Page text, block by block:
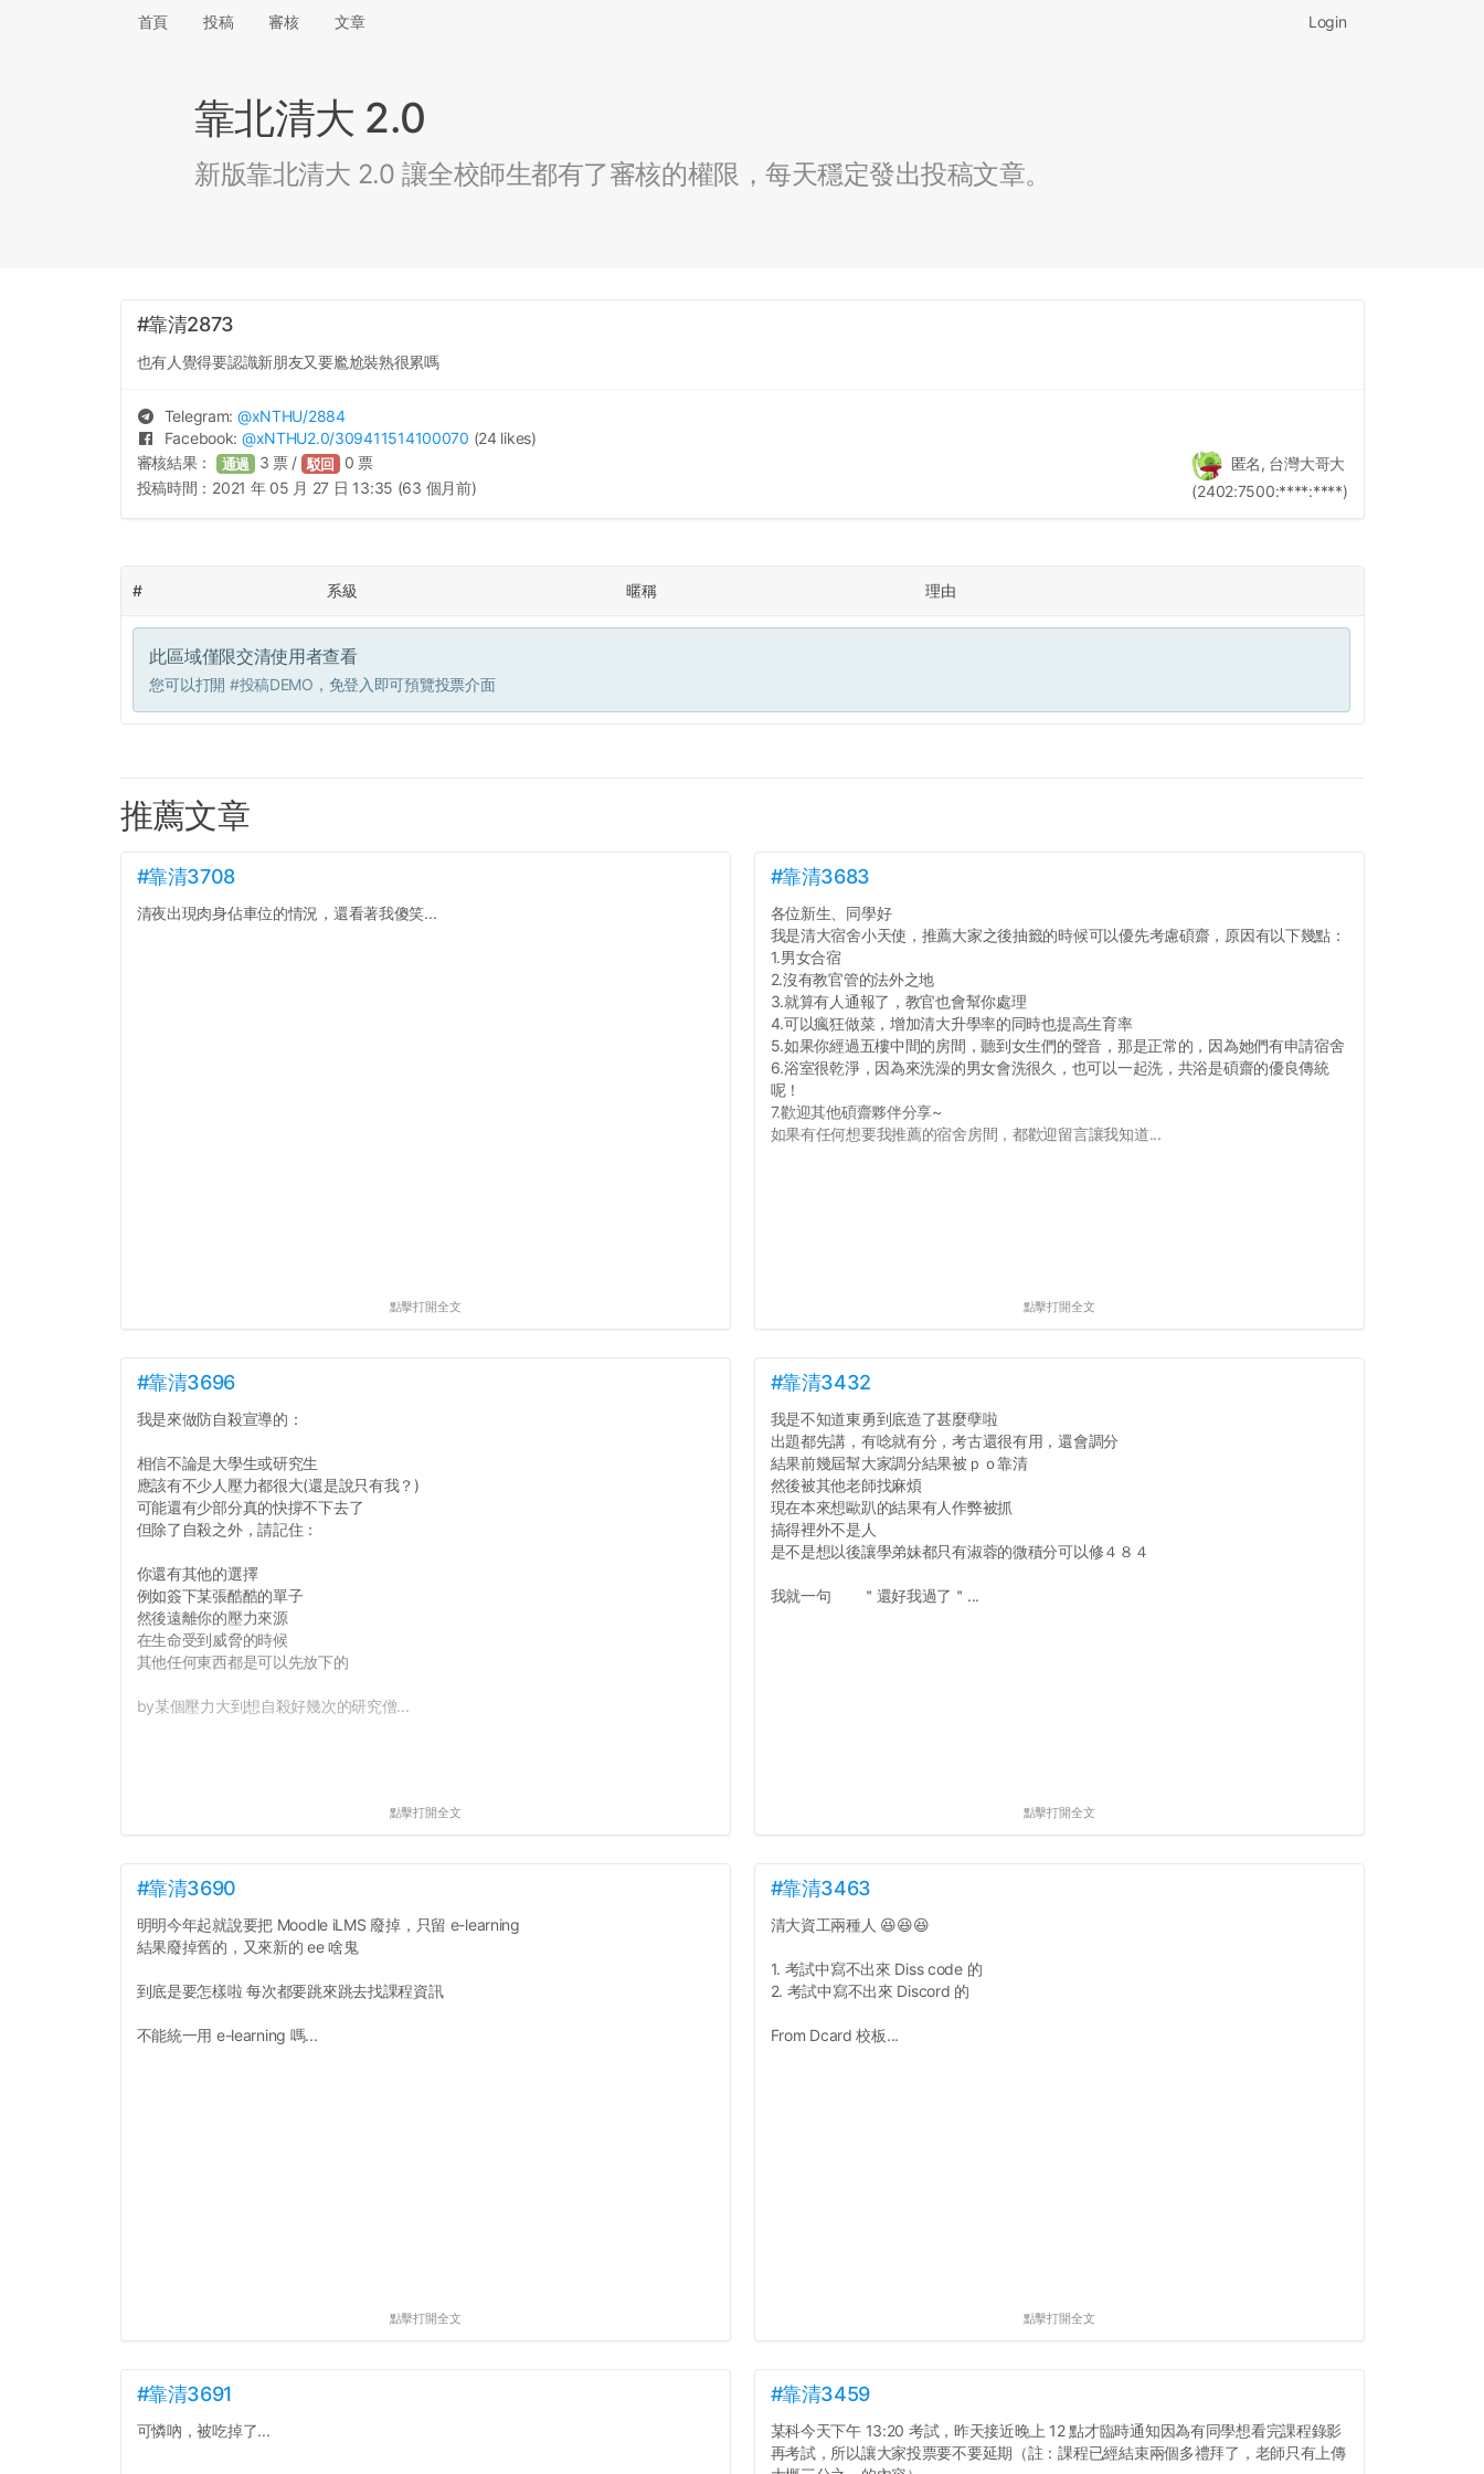
首頁 投稿 審核 文章 Login
靠北清大 2.0
新版靠北清大 2.0 讓全校師生都有了審核的權限，每天穩定發出投稿文章。
#靠清2873
也有人覺得要認識新朋友又要尷尬裝熟很累嗎
Telegram: @xNTHU/2884
Facebook: @xNTHU2.0/309411514100070 (24 likes)
匿名, 台灣大哥大
(2402:7500:****:****)
審核結果： 通過 3 票 / 駁回 0 票
投稿時間： 2021 年 05 月 27 日 13:35 (63 個月前)
# 系級 暱稱 理由
此區域僅限交清使用者查看
您可以打開 #投稿DEMO ，免登入即可預覽投票介面
推薦文章
#靠清3708
清夜出現肉身佔車位的情況，還看著我傻笑...
點擊打開全文
#靠清3683
各位新生、同學好
我是清大宿舍小天使，推薦大家之後抽籤的時候可以優先考慮碩齋，原因有以下幾點：
1.男女合宿
2.沒有教官管的法外之地
3.就算有人通報了，教官也會幫你處理
4.可以瘋狂做菜，增加清大升學率的同時也提高生育率
5.如果你經過五樓中間的房間，聽到女生們的聲音，那是正常的，因為她們有申請宿舍
6.浴室很乾淨，因為來洗澡的男女會洗很久，也可以一起洗，共浴是碩齋的優良傳統
呢！
7.歡迎其他碩齋夥伴分享~
如果有任何想要我推薦的宿舍房間，都歡迎留言讓我知道...
點擊打開全文
#靠清3696
我是來做防自殺宣導的：
相信不論是大學生或研究生
應該有不少人壓力都很大(還是說只有我？)
可能還有少部分真的快撐不下去了
但除了自殺之外，請記住：
你還有其他的選擇
例如簽下某張酷酷的單子
然後遠離你的壓力來源
在生命受到威脅的時候
其他任何東西都是可以先放下的
by某個壓力大到想自殺好幾次的研究僧...
點擊打開全文
#靠清3432
我是不知道東勇到底造了甚麼孽啦
出題都先講，有唸就有分，考古還很有用，還會調分
結果前幾屆幫大家調分結果被ｐｏ靠清
然後被其他老師找麻煩
現在本來想歐趴的結果有人作弊被抓
搞得裡外不是人
是不是想以後讓學弟妹都只有淑蓉的微積分可以修４８４
我就一句 ＂還好我過了＂...
點擊打開全文
#靠清3690
明明今年起就說要把 Moodle iLMS 廢掉，只留 e-learning
結果廢掉舊的，又來新的 ee 啥鬼
到底是要怎樣啦 每次都要跳來跳去找課程資訊
不能統一用 e-learning 嗎...
點擊打開全文
#靠清3463
清大資工兩種人 😆😆😆
1. 考試中寫不出來 Diss code 的
2. 考試中寫不出來 Discord 的
From Dcard 校板...
點擊打開全文
#靠清3691
可憐吶，被吃掉了...
#靠清3459
某科今天下午 13:20 考試，昨天接近晚上 12 點才臨時通知因為有同學想看完課程錄影
再考試，所以讓大家投票要不要延期（註：課程已經結束兩個多禮拜了，老師只有上傳